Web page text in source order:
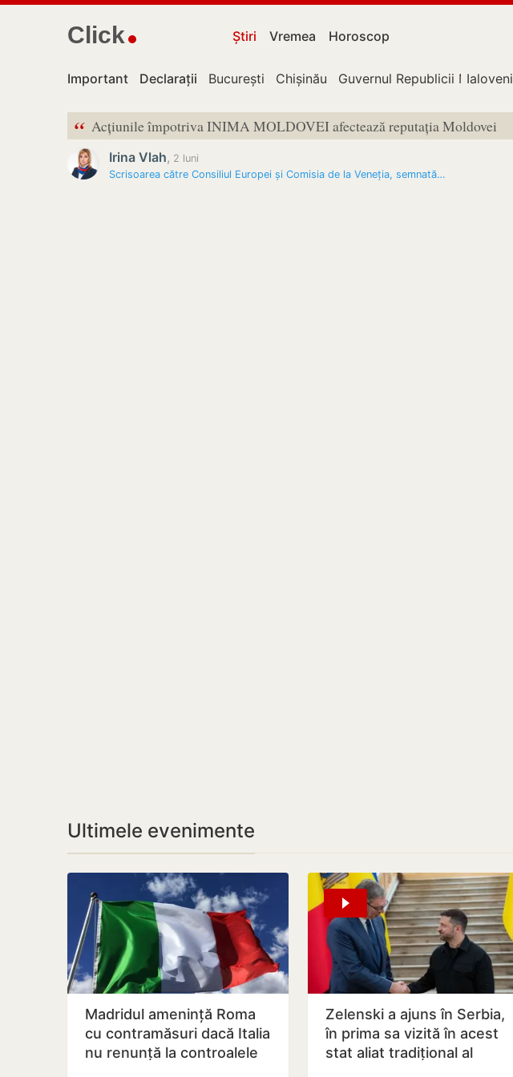
Click Știri Vremea Horoscop
Important Declarații București Chișinău Guvernul Republicii Moldova
Ialoveni
“ Acțiunile împotriva INIMA MOLDOVEI afectează reputația Moldovei
Irina Vlah, 2 luni
Scrisoarea către Consiliul Europei și Comisia de la Veneția, semnată…
Ultimele evenimente
Madridul amenință Roma
cu contramăsuri dacă Italia
nu renunță la controalele
Zelenski a ajuns în Serbia,
în prima sa vizită în acest
stat aliat tradițional al